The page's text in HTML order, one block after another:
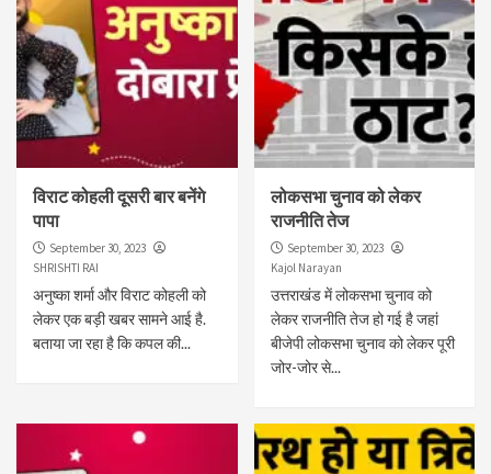
विराट कोहली दूसरी बार बनेंगे
पापा
September 30, 2023
SHRISHTI RAI
अनुष्का शर्मा और विराट कोहली को
लेकर एक बड़ी खबर सामने आई है.
बताया जा रहा है कि कपल की...
लोकसभा चुनाव को लेकर
राजनीति तेज
September 30, 2023
Kajol Narayan
उत्तराखंड में लोकसभा चुनाव को
लेकर राजनीति तेज हो गई है जहां
बीजेपी लोकसभा चुनाव को लेकर पूरी
जोर-जोर से...